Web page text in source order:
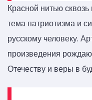
Красной нитью
тема патриотизма и
русскому человеку.
произведения
Отечеству и веры в